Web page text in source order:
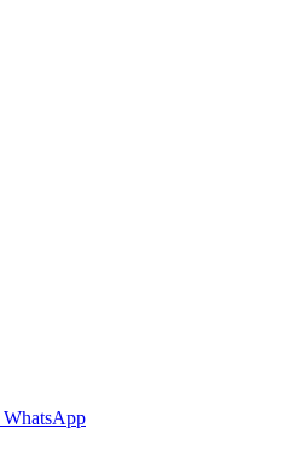
WhatsApp